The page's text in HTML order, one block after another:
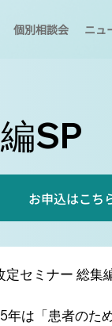
個別相談会 ニュ
SP
お申込はこち
定セミナー 総集
年は「患者のた